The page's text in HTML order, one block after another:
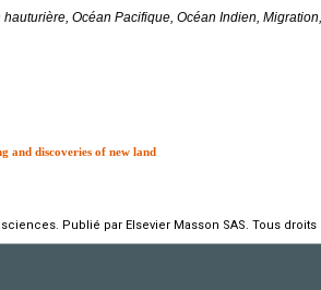
hauturière, Océan Pacifique, Océan Indien,
and discoveries of new land
Publié par Elsevier Masson SAS. Tous droits